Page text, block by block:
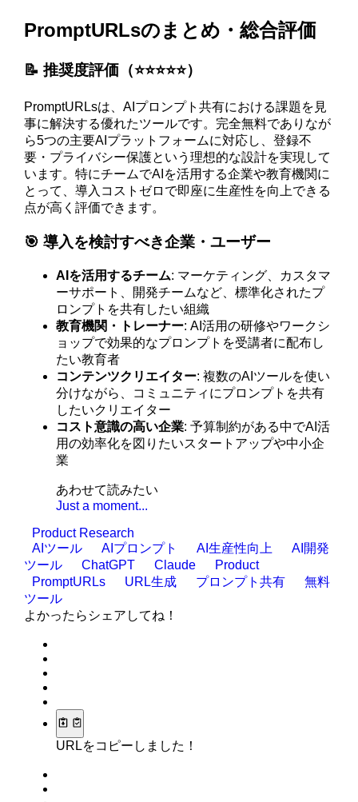
PromptURLsのまとめ・総合評価
📝 推奨度評価（⭐️⭐️⭐️⭐️⭐️）
PromptURLsは、AIプロンプト共有における課題を見
事に解決する優れたツールです。完全無料でありなが
ら5つの主要AIプラットフォームに対応し、登録不
要・プライバシー保護という理想的な設計を実現して
います。特にチームでAIを活用する企業や教育機関に
とって、導入コストゼロで即座に生産性を向上できる
点が高く評価できます。
🎯 導入を検討すべき企業・ユーザー
AIを活用するチーム: マーケティング、カスタマ
ーサポート、開発チームなど、標準化されたプ
ロンプトを共有したい組織
教育機関・トレーナー: AI活用の研修やワークシ
ョップで効果的なプロンプトを受講者に配布し
たい教育者
コンテンツクリエイター: 複数のAIツールを使い
分けながら、コミュニティにプロンプトを共有
したいクリエイター
コスト意識の高い企業: 予算制約がある中でAI活
用の効率化を図りたいスタートアップや中小企
業
あわせて読みたい
Just a moment...
Product Research
AIツール
AIプロンプト AI生産性向上
AI開発
ツール
ChatGPT Claude
Product
PromptURLs
URL生成 プロンプト共有
無料
ツール
よかったらシェアしてね！
URLをコピーしました！